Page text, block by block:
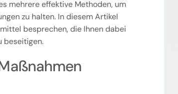
mehrere effektive Methoden, um
zu halten. In diesem Artikel
besprechen, die Ihnen dabei
beseitigen.